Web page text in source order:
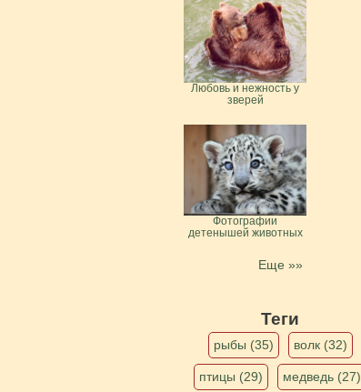
Любовь и нежность у
зверей
Фотографии
детенышей животных
Еще »»
Теги
рыбы (35) волк (32)
птицы (29) медведь (27)